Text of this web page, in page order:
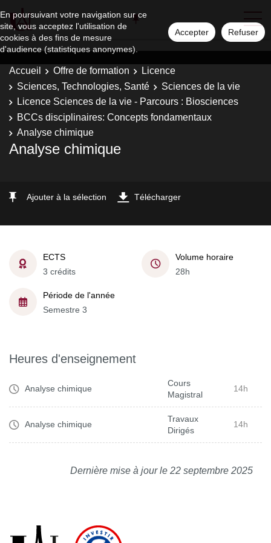
En poursuivant votre navigation sur ce
site, vous acceptez l'utilisation de
cookies à des fins de mesure
d'audience (statistiques anonymes).
Accepter Refuser
Accueil Offre de formation
Licence
Sciences, Technologies, Santé
Sciences de la vie
Licence Sciences de la vie - Parcours : Biosciences
BCCs disciplinaires: Concepts fondamentaux
Analyse chimique
Analyse chimique
Ajouter à la sélection Télécharger
ECTS
3 crédits
Volume horaire
28h
Période de l'année
Semestre 3
Heures d'enseignement
Analyse chimique
Cours
Magistral
14h
Analyse chimique
Travaux
Dirigés
14h
Dernière mise à jour le 22 septembre 2025